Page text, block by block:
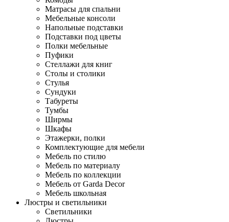
Матрасы для спальни
Мебельные консоли
Напольные подставки
Подставки под цветы
Полки мебельные
Пуфики
Стеллажи для книг
Столы и столики
Стулья
Сундуки
Табуреты
Тумбы
Ширмы
Шкафы
Этажерки, полки
Комплектующие для мебели
Мебель по стилю
Мебель по материалу
Мебель по коллекции
Мебель от Garda Decor
Мебель школьная
Люстры и светильники
Светильники